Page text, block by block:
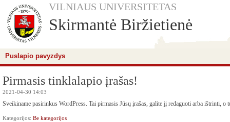
VILNIAUS UNIVERSITETAS
Skirmantė Biržietienė
Puslapio pavyzdys
Pirmasis tinklalapio įrašas!
2021-04-30 14:03
Sveikiname pasirinkus WordPress. Tai pirmasis Jūsų įrašas, galite jį redaguoti arba ištrinti, o
Kategorijos: Be kategorijos